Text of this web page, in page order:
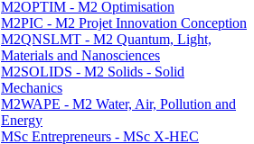
M2OPTIM - M2 Optimisation
M2PIC - M2 Projet Innovation Conception
M2QNSLMT - M2 Quantum, Light,
Materials and Nanosciences
M2SOLIDS - M2 Solids - Solid
Mechanics
M2WAPE - M2 Water, Air, Pollution and
Energy
MSc Entrepreneurs - MSc X-HEC